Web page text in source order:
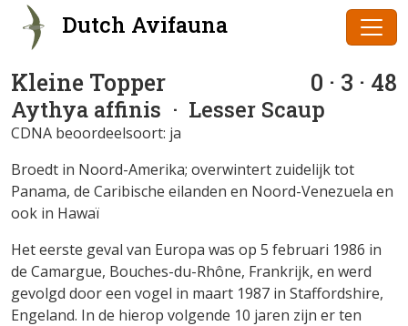
Dutch Avifauna
Kleine Topper 0 · 3 · 48
Aythya affinis · Lesser Scaup
CDNA beoordeelsoort: ja
Broedt in Noord-Amerika; overwintert zuidelijk tot
Panama, de Caribische eilanden en Noord-Venezuela en
ook in Hawaï
Het eerste geval van Europa was op 5 februari 1986 in
de Camargue, Bouches-du-Rhône, Frankrijk, en werd
gevolgd door een vogel in maart 1987 in Staffordshire,
Engeland. In de hierop volgende 10 jaren zijn er ten